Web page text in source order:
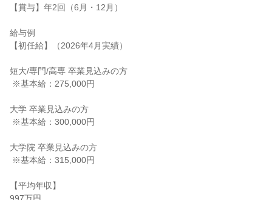
【賞与】年2回（6月・12月）
給与例
【初任給】（2026年4月実績）
短大/専門/高専 卒業見込みの方
大学 卒業見込みの方
大学院 卒業見込みの方
【平均年収】